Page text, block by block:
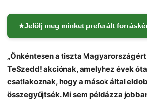
★Jelölj meg minket preferált
„Önkéntesen a tiszta
TeSzedd! akciónak, amelyhez évek
csatlakoznak, hogy a mások által
összegyűjtsék. Mi sem példázza